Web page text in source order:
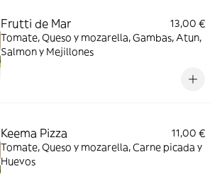
Frutti de Mar
13,00 €
Tomate, Queso y mozarella, Gambas, Atun,
Salmon y Mejillones
Keema Pizza
11,00 €
Tomate, Queso y mozarella, Carne picada y
Huevos